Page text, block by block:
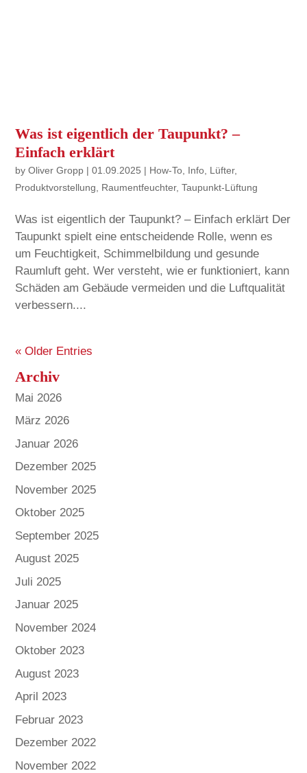
Was ist eigentlich der Taupunkt? –
Einfach erklärt
byOliver Gropp |01.09.2025 | How-To Info Lüfter,
Produktvorstellung
Raumentfeuchter,Taupunkt-Lüftung
Was ist eigentlich der Taupunkt? – Einfach erklärt Der
Taupunkt spielt eine entscheidende Rolle, wenn es
um Feuchtigkeit, Schimmelbildung und gesunde
Raumluft geht. Wer versteht, wie er funktioniert, kann
Schäden am Gebäude vermeiden und die Luftqualität
verbessern....
« Older Entries
Archiv
Mai 2026
März 2026
Januar 2026
Dezember 2025
November 2025
Oktober 2025
September 2025
August 2025
Juli 2025
Januar 2025
November 2024
Oktober 2023
August 2023
April 2023
Februar 2023
Dezember 2022
November 2022